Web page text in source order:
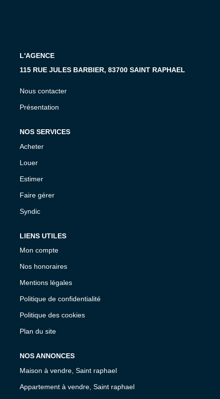
L'AGENCE
115 RUE JULES BARBIER, 83700 SAINT RAPHAEL
Nous contacter
Présentation
NOS SERVICES
Acheter
Louer
Estimer
Faire gérer
Syndic
LIENS UTILES
Mon compte
Nos honoraires
Mentions légales
Politique de confidentialité
Politique des cookies
Plan du site
NOS ANNONCES
Maison à vendre, Saint raphael
Appartement à vendre, Saint raphael